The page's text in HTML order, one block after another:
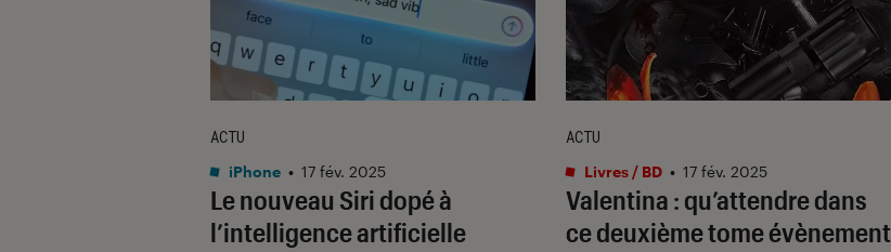
Le nouveau Siri dopé à
l’intelligence artificielle
ACTU
iPhone • 17 fév. 2025
Valentina : qu’attendre dans
ce deuxième tome évènement
ACTU
Livres / BD • 17 fév. 2025